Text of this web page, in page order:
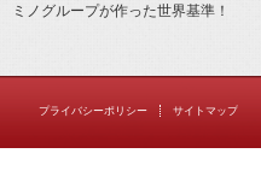
ミノグループが作った世界基準！
プライバシーポリシー サイトマップ